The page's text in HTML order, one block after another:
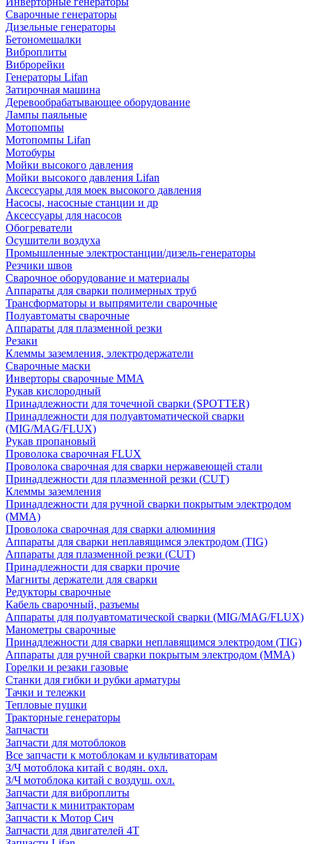
Сварочные генераторы
Дизельные генераторы
Бетономешалки
Виброплиты
Виброрейки
Генераторы Lifan
Затирочная машина
Деревообрабатывающее оборудование
Лампы паяльные
Мотопомпы
Мотопомпы Lifan
Мотобуры
Мойки высокого давления
Мойки высокого давления Lifan
Аксессуары для моек высокого давления
Насосы, насосные станции и др
Аксессуары для насосов
Обогреватели
Осушители воздуха
Промышленные электростанции/дизель-генераторы
Резчики швов
Сварочное оборудование и материалы
Аппараты для сварки полимерных труб
Трансформаторы и выпрямители сварочные
Полуавтоматы сварочные
Аппараты для плазменной резки
Резаки
Клеммы заземления, электродержатели
Сварочные маски
Инверторы сварочные ММА
Рукав кислородный
Принадлежности для точечной сварки (SPOTTER)
Принадлежности для полуавтоматической сварки
(MIG/MAG/FLUX)
Рукав пропановый
Проволока сварочная FLUX
Проволока сварочная для сварки нержавеющей стали
Принадлежности для плазменной резки (CUT)
Клеммы заземления
Принадлежности для ручной сварки покрытым электродом
(MMA)
Проволока сварочная для сварки алюминия
Аппараты для сварки неплавящимся электродом (TIG)
Аппараты для плазменной резки (CUT)
Принадлежности для сварки прочие
Магниты держатели для сварки
Редукторы сварочные
Кабель сварочный, разъемы
Аппараты для полуавтоматической сварки (MIG/MAG/FLUX)
Манометры сварочные
Принадлежности для сварки неплавящимся электродом (TIG)
Аппараты для ручной сварки покрытым электродом (MMA)
Горелки и резаки газовые
Станки для гибки и рубки арматуры
Тачки и тележки
Тепловые пушки
Тракторные генераторы
Запчасти
Запчасти для мотоблоков
Все запчасти к мотоблокам и культиваторам
З/Ч мотоблока китай с водян. охл.
З/Ч мотоблока китай с воздуш. охл.
Запчасти для виброплиты
Запчасти к минитракторам
Запчасти к Мотор Сич
Запчасти для двигателей 4Т